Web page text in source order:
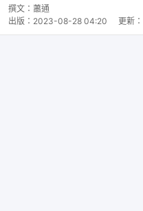
撰文： 蕭通
出版： 2023-08-28 04:20 更新：